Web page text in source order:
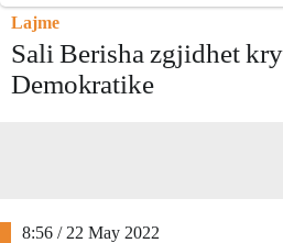
Lajme
​Sali Berisha zgjidhet
Demokratike
8:56 / 22 May 2022